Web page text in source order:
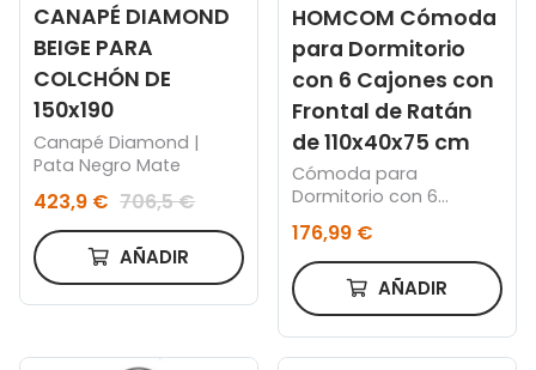
CANAPÉ DIAMOND
BEIGE PARA
COLCHÓN DE
150x190
Canapé Diamond |
Pata Negro Mate
423,9 € 706,5 €
AÑADIR
HOMCOM Cómoda
para Dormitorio
con 6 Cajones con
Frontal de Ratán
de 110x40x75 cm
Cómoda para
Dormitorio con 6
Cajones con Frontal de
Ratán Patas de Madera
Cajonera Estilo
Bohemio 110x40x75 cm
Roble
176,99 €
AÑADIR